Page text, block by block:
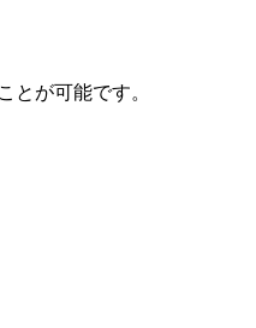
とが可能です。